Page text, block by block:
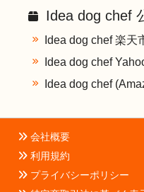
Idea dog chef
Idea dog chef 楽天
Idea dog chef
Idea dog chef
会社概要
利用規約
プライバシーポリシー